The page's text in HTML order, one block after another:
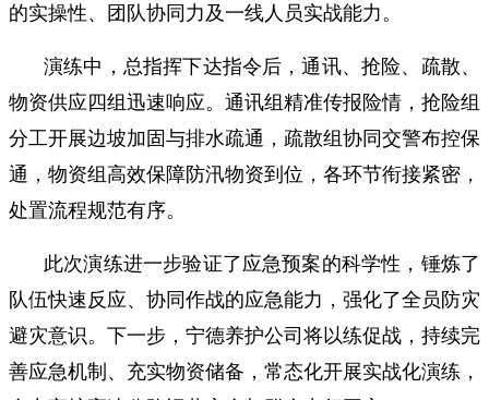
的实操性、团队协同力及一线人员实战能力。
演练中，总指挥下达指令后，通讯、抢险、疏散、
物资供应四组迅速响应。通讯组精准传报险情，抢险组
分工开展边坡加固与排水疏通，疏散组协同交警布控保
通，物资组高效保障防汛物资到位，各环节衔接紧密，
处置流程规范有序。
此次演练进一步验证了应急预案的科学性，锤炼了
队伍快速反应、协同作战的应急能力，强化了全员防灾
避灾意识。下一步，宁德养护公司将以练促战，持续完
善应急机制、充实物资储备，常态化开展实战化演练，